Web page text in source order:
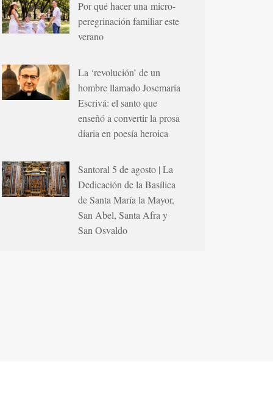
Por qué hacer una micro-
peregrinación familiar este
verano
La ‘revolución’ de un
hombre llamado Josemaría
Escrivá: el santo que
enseñó a convertir la prosa
diaria en poesía heroica
Santoral 5 de agosto | La
Dedicación de la Basílica
de Santa María la Mayor,
San Abel, Santa Afra y
San Osvaldo